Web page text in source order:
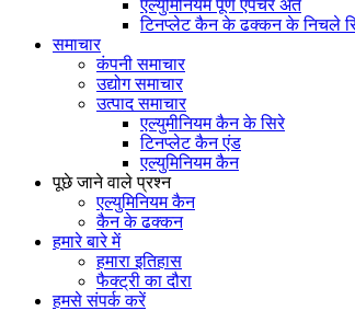
एल्युमिनियम पूर्ण एपर्चर अंत
टिनप्लेट कैन के ढक्कन के निचले
समाचार
कंपनी समाचार
उद्योग समाचार
उत्पाद समाचार
एल्युमीनियम कैन के सिरे
टिनप्लेट कैन एंड
एल्युमिनियम कैन
पूछे जाने वाले प्रश्न
एल्युमिनियम कैन
कैन के ढक्कन
हमारे बारे में
हमारा इतिहास
फैक्ट्री का दौरा
हमसे संपर्क करें